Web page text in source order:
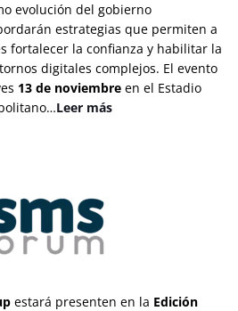
evolución del gobierno
estrategias que permiten a
fortalecer la confianza y habilitar la
digitales complejos. El evento
13 de noviembre en el Estadio
Leer más
estará presenten en la Edición